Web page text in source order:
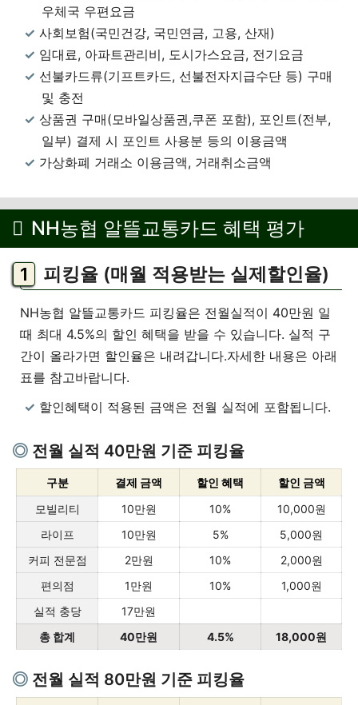
우체국 우편요금
사회보험(국민건강, 국민연금, 고용, 산재)
임대료, 아파트관리비, 도시가스요금, 전기요금
선불카드류(기프트카드, 선불전자지급수단 등) 구매
및 충전
상품권 구매(모바일상품권,쿠폰 포함), 포인트(전부,
일부) 결제 시 포인트 사용분 등의 이용금액
가상화폐 거래소 이용금액, 거래취소금액
NH농협 알뜰교통카드 혜택 평가
피킹율 (매월 적용받는 실제할인율)
NH농협 알뜰교통카드 피킹율은 전월실적이 40만원 일
때 최대 4.5%의 할인 혜택을 받을 수 있습니다. 실적 구
간이 올라가면 할인율은 내려갑니다.자세한 내용은 아래
표를 참고바랍니다.
할인혜택이 적용된 금액은 전월 실적에 포함됩니다.
전월 실적 40만원 기준 피킹율
구분 결제 금액 할인 혜택
할인 금액
모빌리티
10만원 10%
10,000원
라이프
10만원 5%
5,000원
커피 전문점
2만원 10%
2,000원
편의점
1만원 10%
1,000원
실적 충당
17만원
총 합계
40만원 4.5% 18,000원
전월 실적 80만원 기준 피킹율